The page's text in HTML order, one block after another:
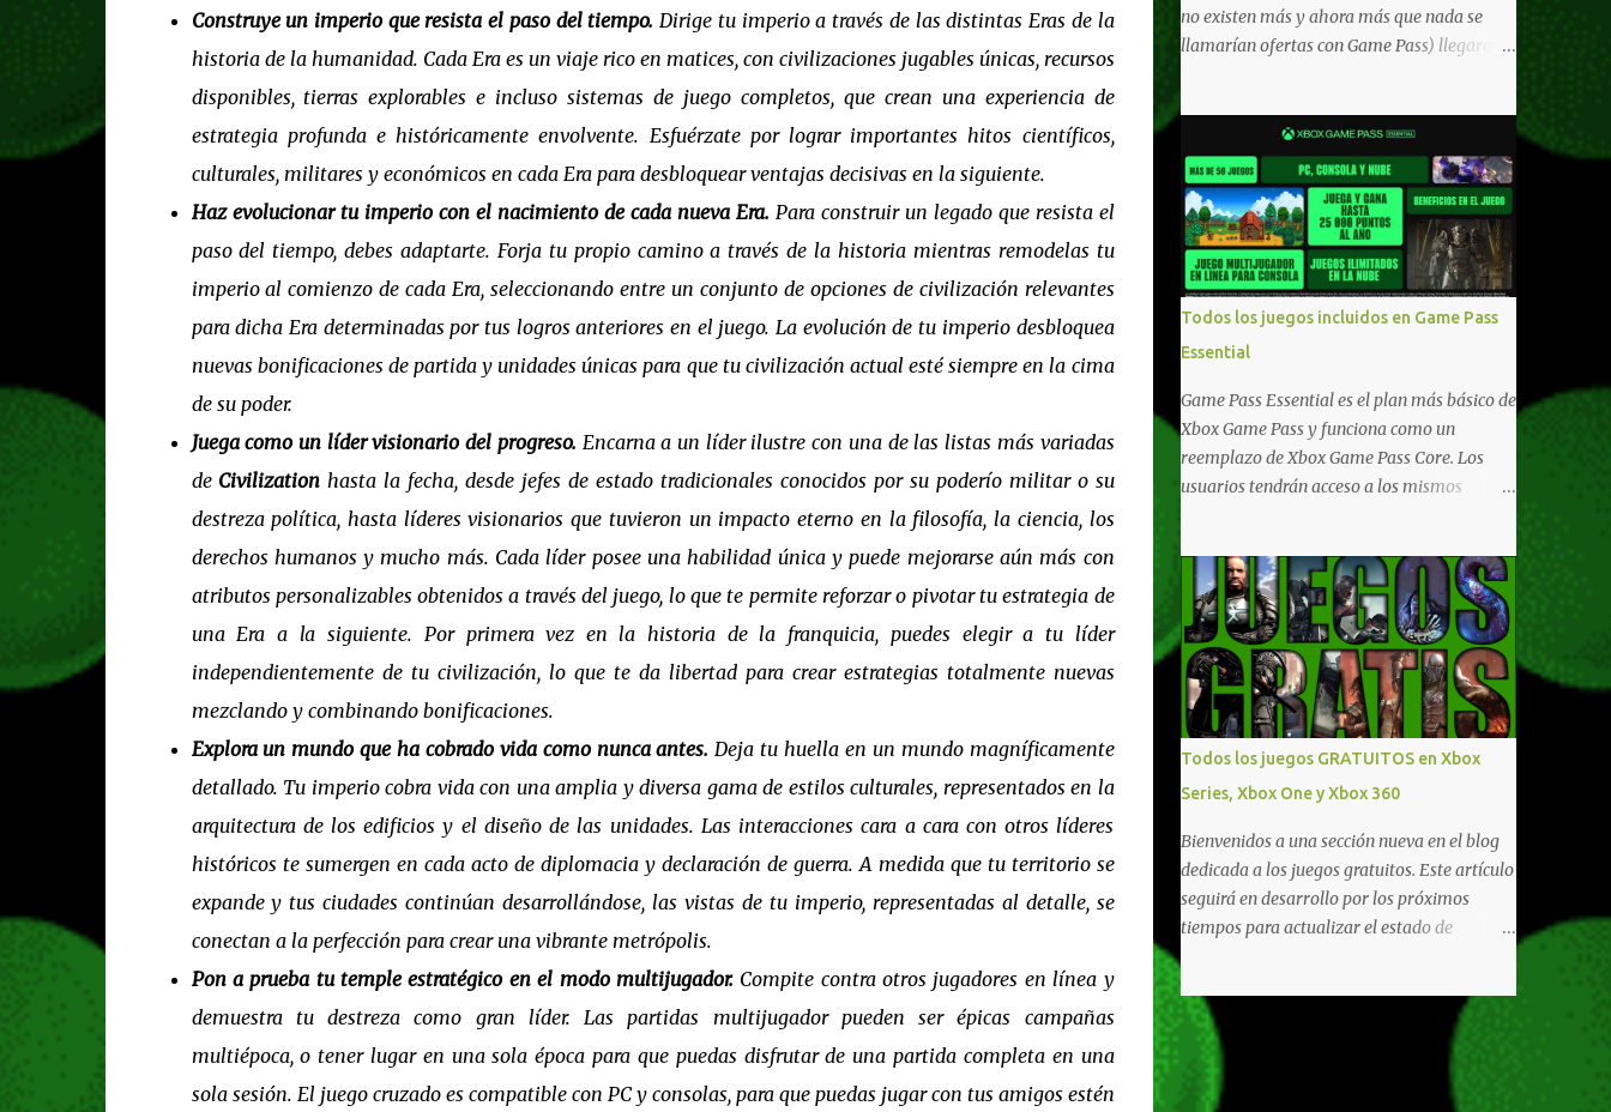
Construye un imperio que resista el paso del tiempo. Dirige tu imperio a través de las distintas Eras de la
historia de la humanidad. Cada Era es un viaje rico en matices, con civilizaciones jugables únicas, recursos
disponibles, tierras explorables e incluso sistemas de juego completos, que crean una experiencia de
estrategia profunda e históricamente envolvente. Esfuérzate por lograr importantes hitos científicos,
culturales, militares y económicos en cada Era para desbloquear ventajas decisivas en la siguiente.
Haz evolucionar tu imperio con el nacimiento de cada nueva Era. Para construir un legado que resista el
paso del tiempo, debes adaptarte. Forja tu propio camino a través de la historia mientras remodelas tu
imperio al comienzo de cada Era, seleccionando entre un conjunto de opciones de civilización relevantes
para dicha Era determinadas por tus logros anteriores en el juego. La evolución de tu imperio desbloquea
nuevas bonificaciones de partida y unidades únicas para que tu civilización actual esté siempre en la cima
de su poder.
Juega como un líder visionario del progreso. Encarna a un líder ilustre con una de las listas más variadas
de Civilization hasta la fecha, desde jefes de estado tradicionales conocidos por su poderío militar o su
destreza política, hasta líderes visionarios que tuvieron un impacto eterno en la filosofía, la ciencia, los
derechos humanos y mucho más. Cada líder posee una habilidad única y puede mejorarse aún más con
atributos personalizables obtenidos a través del juego, lo que te permite reforzar o pivotar tu estrategia de
una Era a la siguiente. Por primera vez en la historia de la franquicia, puedes elegir a tu líder
independientemente de tu civilización, lo que te da libertad para crear estrategias totalmente nuevas
mezclando y combinando bonificaciones.
Explora un mundo que ha cobrado vida como nunca antes. Deja tu huella en un mundo magníficamente
detallado. Tu imperio cobra vida con una amplia y diversa gama de estilos culturales, representados en la
arquitectura de los edificios y el diseño de las unidades. Las interacciones cara a cara con otros líderes
históricos te sumergen en cada acto de diplomacia y declaración de guerra. A medida que tu territorio se
expande y tus ciudades continúan desarrollándose, las vistas de tu imperio, representadas al detalle, se
conectan a la perfección para crear una vibrante metrópolis.
Pon a prueba tu temple estratégico en el modo multijugador.Compite contra otros jugadores en línea y
demuestra tu destreza como gran líder. Las partidas multijugador pueden ser épicas campañas
multiépoca, o tener lugar en una sola época para que puedas disfrutar de una partida completa en una
sola sesión. El juego cruzado es compatible con PC y consolas, para que puedas jugar con tus amigos estén
no existen más y ahora más que nada se
llamarían ofertas con Game Pass) llegaron a
10/11, varios de los juegos que están de
oferta también cuentan con soporte para
Xbox Play Anywhere, lo que nos permite
jugarlos y mantener un progreso
compartido en Windows PC y Xbox, y
tenemos un listado de juegos compatibles
por acá . ¿Aún necesitas una mano con las
compras? Tenemos un tutorial extenso o en
vídeo para que se quiten todas las dudas
generales de cómo hacer compras en Xbox .
Podes consultar un listado más completo de
promociones desde xbox.com. El post puede
tener actualizaciones regulares o cambios
- México Ofertas - Estados Unidos Ofertas -
España Todas las ofertas de Xbox One
también aplican a Xbox Series, a excepción
de los jue...
Todos los juegos incluidos en Game Pass
Essential
Game Pass Essential es el plan más básico de
Xbox Game Pass y funciona como un
reemplazo de Xbox Game Pass Core. Los
usuarios tendrán acceso a los mismos
adicionales que fueron anunciados
recientemente. Essential incluirá como
novedades una serie de ventajas para
diferentes juegos free to play que están en
Xbox y PC, que van desde skins, desbloqueo
de personajes, paquetes de armas hasta
emotes, monedas virtuales y más para
diferentes títulos. Todas estas ventajas se
pueden reclamar desde la sección de Game
Pass o en tu aplicación de Xbox yendo
directamente a la pestaña de Game Pass.
Essential también ahora sumará el acceso a
la Nube de Xbox, el cual nos permitite jugar
suscripción mediante xCloud y más de 600
juegos compatibles si es que los compramos
previamente (con más títulos en camino a
ser compatibles con la función Transmite tu
Propios Juegos). Pueden leer más...
Todos los juegos GRATUITOS en Xbox
Series, Xbox One y Xbox 360
Bienvenidos a una sección nueva en el blog
dedicada a los juegos gratuitos. Este artículo
seguirá en desarrollo por los próximos
tiempos para actualizar el estado de
así como mejorar todo mediante el feedback
de nuestros lectores. Primero que nada
hemos remarcado los juegos gratuitos que
están limitados o en otras regiones. Dichos
títulos ofrecen contenidos limitados o no se